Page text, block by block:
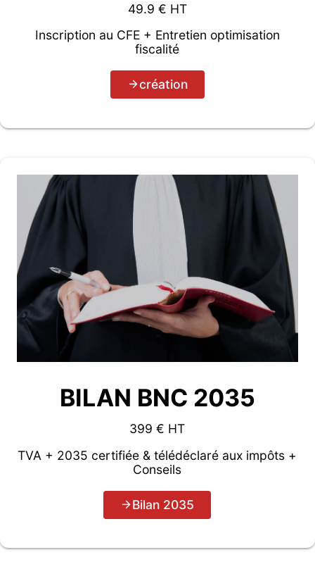
49.9 € HT
Inscription au CFE + Entretien optimisation
fiscalité
création
BILAN BNC 2035
399 € HT
TVA + 2035 certifiée & télédéclaré aux impôts +
Conseils
Bilan 2035